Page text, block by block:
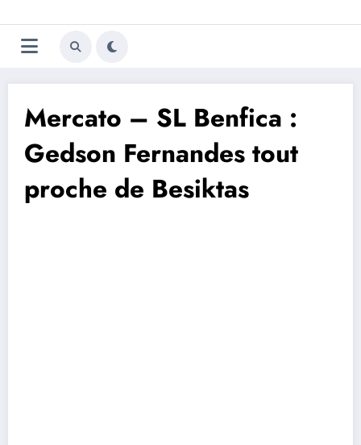
au
contenu
Trivela
L'actualité du football
Mercato – SL Benfica :
Gedson Fernandes tout
proche de Besiktas